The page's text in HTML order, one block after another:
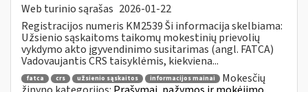
Web turinio sąrašas 2026-01-22
Registracijos numeris KM2539 Ši informacija skelbiama:
Užsienio sąskaitoms taikomų mokestinių prievolių
vykdymo akto įgyvendinimo susitarimas (angl. FATCA)
Vadovaujantis CRS taisyklėmis, kiekviena...
fatca crs užsienio sąskaitos informacijos mainai
Mokesčių